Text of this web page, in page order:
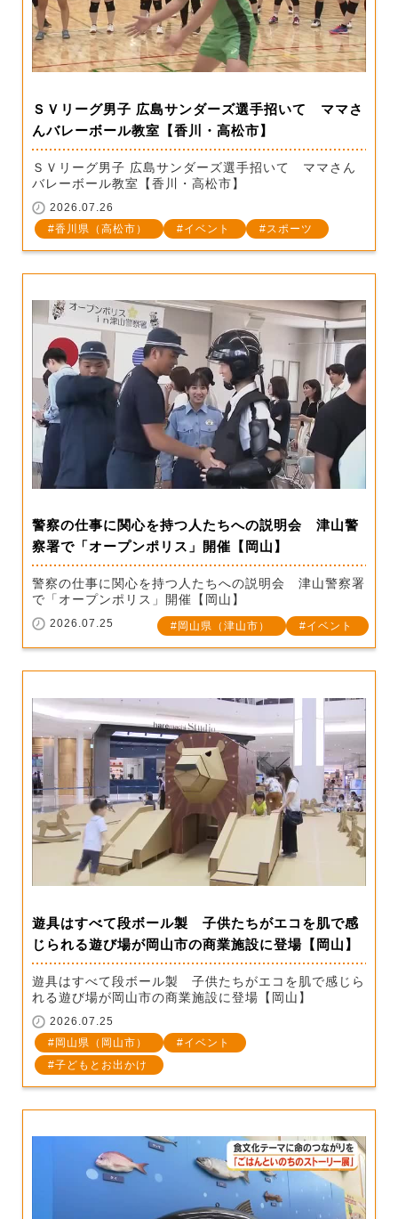
ＳＶリーグ男子 広島サンダーズ選手招いて ママさ
んバレーボール教室【香川・高松市】
ＳＶリーグ男子 広島サンダーズ選手招いて ママさん
バレーボール教室【香川・高松市】
2026.07.26
香川県（高松市）
イベント スポーツ
警察の仕事に関心を持つ人たちへの説明会 津山警
察署で「オープンポリス」開催【岡山】
警察の仕事に関心を持つ人たちへの説明会 津山警察署
で「オープンポリス」開催【岡山】
2026.07.25 岡山県（津山市） イベント
遊具はすべて段ボール製 子供たちがエコを肌で感
じられる遊び場が岡山市の商業施設に登場【岡山】
遊具はすべて段ボール製 子供たちがエコを肌で感じら
れる遊び場が岡山市の商業施設に登場【岡山】
2026.07.25
岡山県（岡山市）
イベント
子どもとお出かけ